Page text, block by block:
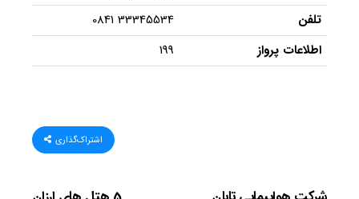
تلفن
33345534 0841
اطلاعات پرواز
199
اشتراک‌گذاری